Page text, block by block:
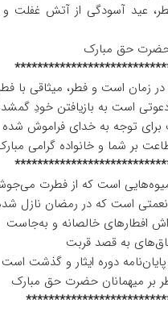
عید آسودگی از آتش غفلت و
حضرت حق مبارک
در زمان است و فطر، میثاقی با
دعوتی است به بازیافتن خودِ
برای توجه به خدای فراموش شده
بر شما و خانواده گرامی
است که از فطرت
است که در رمضان نازل
افطار‌های خالصانه و به‌جاست
به قصد قربت
دوره ایثار و گذشت است
بر میهمانان حضرت حق مبارک